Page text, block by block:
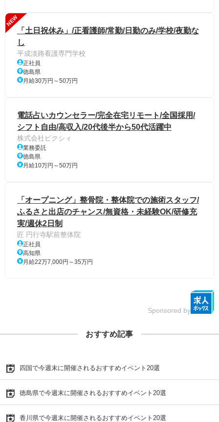
NEW
「土日祝休み」/正看護師/常勤/日勤のみ/学校/夜勤な
し
平成淡路看護専門学校
正社員
徳島県
月給30万円～50万円
電話占いカウンセラー/完全在宅リモート/全国採用/
シフト自由/高収入/20代後半から50代活躍中
株式会社ピクシィ
業務委託
徳島県
月給10万円～50万円
「オープニング」整骨院・整体院での施術スタッフ/
ふるさと出店のチャンス/無資格・未経験OK/研修充
実/週休2日制
匠 円行寺駅前整体院
正社員
高知県
月給22万7,000円～35万円
Sponsored by
おすすめ記事
四国で今週末に開催されるおすすめイベント20選
徳島県で今週末に開催されるおすすめイベント20選
香川県で今週末に開催されるおすすめイベント20選